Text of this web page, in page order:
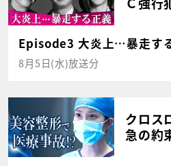
Episode3 大炎上…暴走す
8月5日(水)放送分
クロス
急の約